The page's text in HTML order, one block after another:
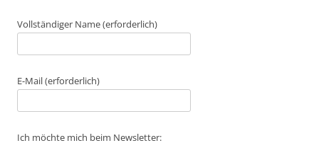
Vollständiger Name (erforderlich)
E-Mail (erforderlich)
Ich möchte mich beim Newsletter: